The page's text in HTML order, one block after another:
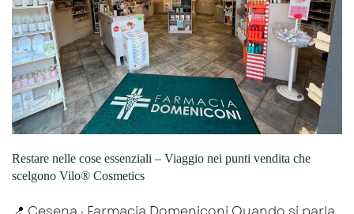
Restare nelle cose essenziali – Viaggio nei punti vendita che
scelgono Vilo® Cosmetics